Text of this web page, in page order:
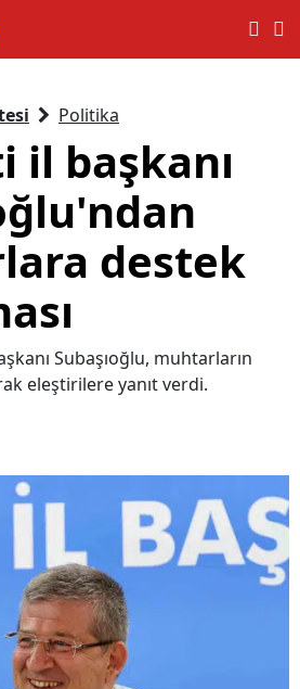
Politika
il başkanı
destek
Subaşıoğlu, muhtarların
eleştirilere yanıt verdi.